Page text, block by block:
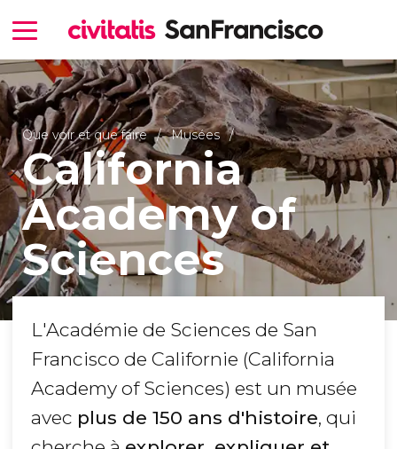
Que voir et que faire Musées
California
Academy of
Sciences
L'Académie de Sciences de San
Francisco de Californie (California
Academy of Sciences) est un musée
avec plus de 150 ans d'histoire, qui